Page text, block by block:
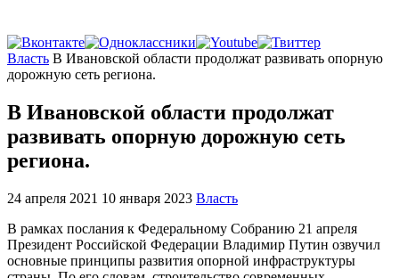
Главная
Власть В Ивановской области продолжат развивать опорную
дорожную сеть региона.
В Ивановской области продолжат
развивать опорную дорожную сеть
региона.
24 апреля 2021 10 января 2023 Власть
В рамках послания к Федеральному Собранию 21 апреля
Президент Российской Федерации Владимир Путин озвучил
основные принципы развития опорной инфраструктуры